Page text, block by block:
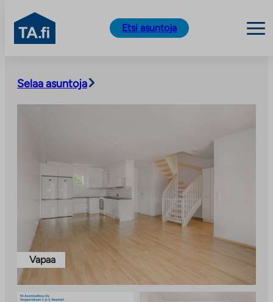
sisältöön
TA.fi
Etsi asuntoja
Selaa asuntoja
Vapaa